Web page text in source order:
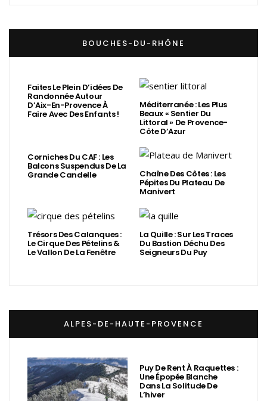
BOUCHES-DU-RHÔNE
Faites Le Plein D’idées De
Randonnée Autour
D’Aix-En-Provence À
Faire Avec Des Enfants !
Méditerranée : Les Plus
Beaux « Sentier Du
Littoral » De Provence-
Côte D’Azur
Corniches Du CAF : Les
Balcons Suspendus De La
Grande Candelle Chaîne Des Côtes : Les
Pépites Du Plateau De
Manivert
Trésors Des Calanques :
Le Cirque Des Pételins &
Le Vallon De La Fenêtre
La Quille : Sur Les Traces
Du Bastion Déchu Des
Seigneurs Du Puy
ALPES-DE-HAUTE-PROVENCE
Puy De Rent À Raquettes :
Une Épopée Blanche
Dans La Solitude De
L’hiver